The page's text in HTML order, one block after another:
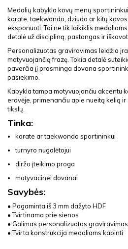
Medalių kabykla kovų menų
karate, taekwondo, dziudo ar kitų
eksponuoti. Tai ne tik laikiklis
detalė už discipliną, pastangas ir
Personalizuotas graviravimas leidžia
motyvuojančią frazę. Tokia detalė
paverčia jį prasminga dovana
pasiekimo.
Kabykla tampa motyvuojančiu akcentu
erdvėje, primenančiu apie nueitą kelią
tikslų.
Tinka:
karate ar taekwondo sportininkui
turnyro nugalėtojui
diržo įteikimo proga
motyvacinei dovanai
Savybės:
• Pagaminta iš 3 mm dažyto HDF
• Tvirtinama prie sienos
• Galimas personalizuotas graviravimas
• Tvirta konstrukcija medaliams kabinti